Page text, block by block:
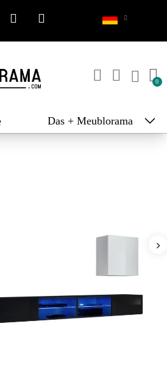
Das + Meublorama